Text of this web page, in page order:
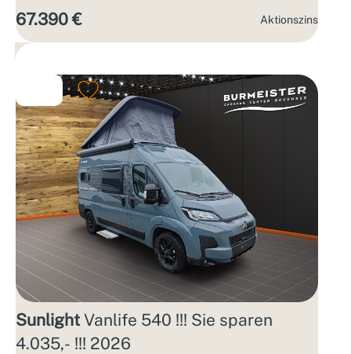
67.390 € Aktions­zins
Sunlight Vanlife 540 !!! Sie sparen
4.035,- !!! 2026